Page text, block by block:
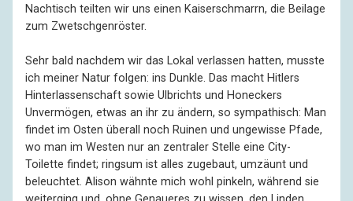
Nachtisch teilten wir uns einen Kaiserschmarrn, die Beilage
zum Zwetschgenröster.
Sehr bald nachdem wir das Lokal verlassen hatten, musste
ich meiner Natur folgen: ins Dunkle. Das macht Hitlers
Hinterlassenschaft sowie Ulbrichts und Honeckers
Unvermögen, etwas an ihr zu ändern, so sympathisch: Man
findet im Osten überall noch Ruinen und ungewisse Pfade,
wo man im Westen nur an zentraler Stelle eine City-
Toilette findet; ringsum ist alles zugebaut, umzäunt und
beleuchtet. Alison wähnte mich wohl pinkeln, während sie